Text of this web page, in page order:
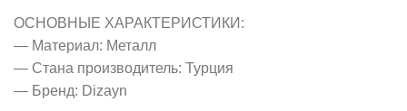
ОСНОВНЫЕ ХАРАКТЕРИСТИКИ:
— Материал: Металл
— Стана производитель: Турция
— Бренд: Dizayn